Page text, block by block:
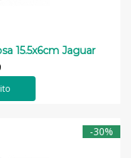
15.5x6cm Jaguar
-30%